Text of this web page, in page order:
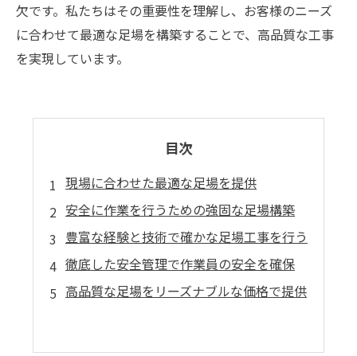
欠です。私たちはその重要性を理解し、お客様のニーズ
に合わせて最適な足場を構築することで、高品質な工事
を実現しています。
目次
現場に合わせた最適な足場を提供
安全に作業を行うための強固な足場構築
豊富な経験と技術で確かな足場工事を行う
徹底した安全管理で作業員の安全を確保
高品質な足場をリーズナブルな価格で提供